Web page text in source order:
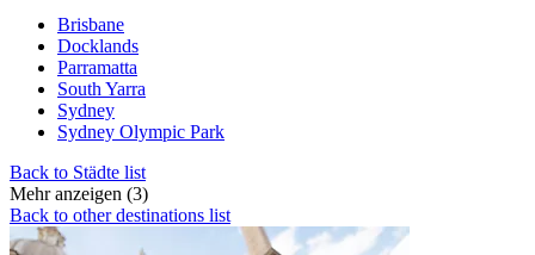
Brisbane
Docklands
Parramatta
South Yarra
Sydney
Sydney Olympic Park
Back to Städte list
Mehr anzeigen (3)
Back to other destinations list